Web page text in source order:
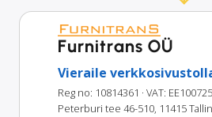
Furnitrans OÜ
Vieraile
Reg no: 10814361 · VAT:
Peterburi tee 46-510, 11415